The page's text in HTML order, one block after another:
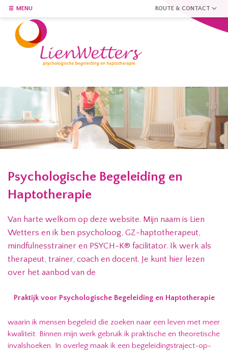
MENU ROUTE & CONTACT
Psychologische Begeleiding en
Haptotherapie
Van harte welkom op deze website. Mijn naam is Lien
Wetters en ik ben psycholoog, GZ-haptotherapeut,
mindfulnesstrainer en PSYCH-K® facilitator. Ik werk als
therapeut, trainer, coach en docent. Je kunt hier lezen
over het aanbod van de
Praktijk voor Psychologische Begeleiding en Haptotherapie
waarin ik mensen begeleid die zoeken naar een leven met meer
kwaliteit. Binnen mijn werk gebruik ik praktische en theoretische
invalshoeken. In overleg maak ik een begeleidingstraject-op-